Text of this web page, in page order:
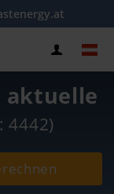
aktuelle
4442)